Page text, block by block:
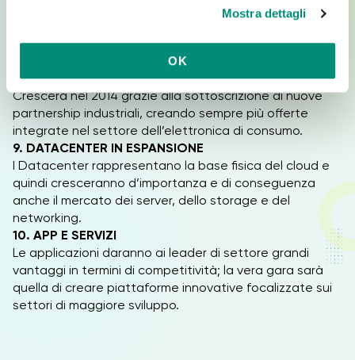
e
Mostra dettagli
OK
I social saranno sempre più integrati nelle applicazioni
aziendali nel corso dei prossimi 12/18 mesi, diventando
parte integrante di tutte le strategie volte al
8. INTERNET DELLE COSE
Crescerà nel 2014 grazie alla sottoscrizione di nuove
partnership industriali, creando sempre più offerte
integrate nel settore dell’elettronica di consumo.
9. DATACENTER IN ESPANSIONE
I Datacenter rappresentano la base fisica del cloud e
quindi cresceranno d’importanza e di conseguenza
anche il mercato dei server, dello storage e del
networking.
10. APP E SERVIZI
Le applicazioni daranno ai leader di settore grandi
vantaggi in termini di competitività; la vera gara sarà
quella di creare piattaforme innovative focalizzate sui
settori di maggiore sviluppo.